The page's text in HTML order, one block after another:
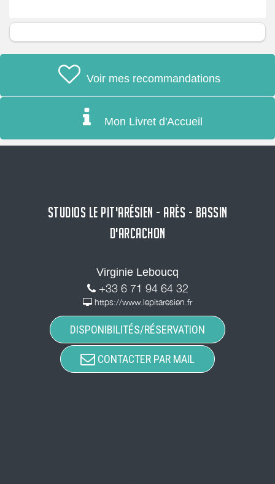
Voir mes recommandations
Mon Livret d'Accueil
STUDIOS LE PIT'ARÉSIEN - ARÈS - BASSIN
D'ARCACHON
Virginie Leboucq
+33 6 71 94 64 32
https://www.lepitaresien.fr
DISPONIBILITÉS/RÉSERVATION
CONTACTER PAR MAIL